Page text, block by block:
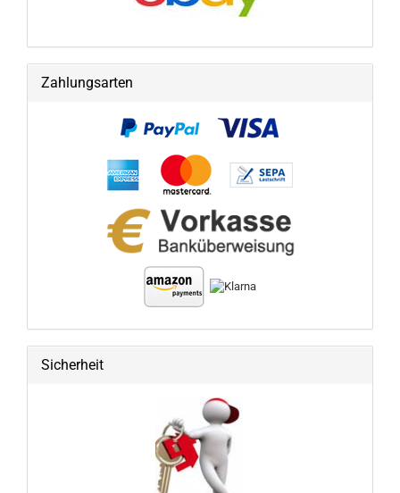
Zahlungsarten
Sicherheit